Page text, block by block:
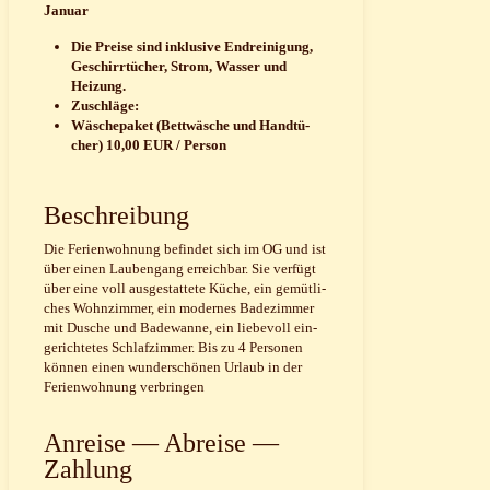
Januar
Die Prei­se sind inklu­si­ve End­rei­ni­gung,
Geschirr­tü­cher, Strom, Was­ser und
Heizung.
Zuschlä­ge:
Wäsche­pa­ket (Bett­wä­sche und Hand­tü­
cher) 10,00 EUR / Person
Beschrei­bung
Die Feri­en­woh­nung befin­det sich im OG und ist
über einen Lau­ben­gang erreich­bar. Sie ver­fügt
über eine voll aus­ge­stat­te­te Küche, ein gemüt­li­
ches Wohn­zim­mer, ein moder­nes Bade­zim­mer
mit Dusche und Bade­wan­ne, ein lie­be­voll ein­
ge­rich­te­tes Schlaf­zim­mer. Bis zu 4 Per­so­nen
kön­nen einen wun­der­schö­nen Urlaub in der
Feri­en­woh­nung verbringen
Anrei­se — Abrei­se —
Zahlung